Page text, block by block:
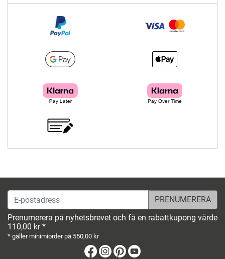
E-postadress
Prenumerera på nyhetsbrevet och få en rabattkupong värde
110,00 kr *
* gäller minimiorder på 550,00 kr
Facebook
Instagram
Pinterest